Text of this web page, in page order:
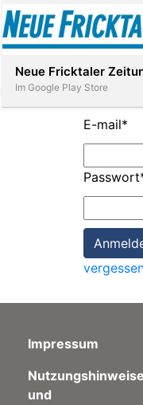
Paper
App
E-mail*
Passwort
Impressum
Nutzungshinweise
und
Neue Fricktaler
Im Google Play Store